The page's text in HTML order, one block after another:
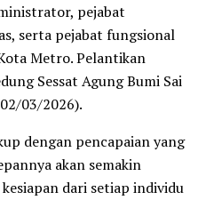
pejabat
serta pejabat fungsional
Metro. Pelantikan
Sessat Agung Bumi Sai
03/2026).
dengan pencapaian yang
akan semakin
dari setiap individu